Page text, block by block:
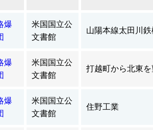
爆
米国国立公
文書館
山陽本線太田川鉄
爆
米国国立公
文書館
打越町から北東を
爆
米国国立公
文書館
住野工業